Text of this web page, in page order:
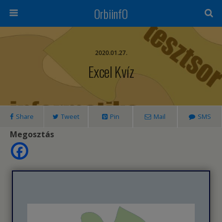
OrbiinfO
2020.01.27.
Excel Kvíz
Share Tweet Pin Mail SMS
Megosztás